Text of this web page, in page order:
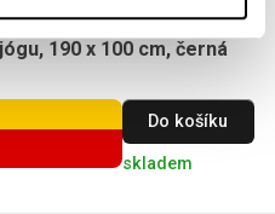
190 x 100 cm, černá
Do košíku
skladem